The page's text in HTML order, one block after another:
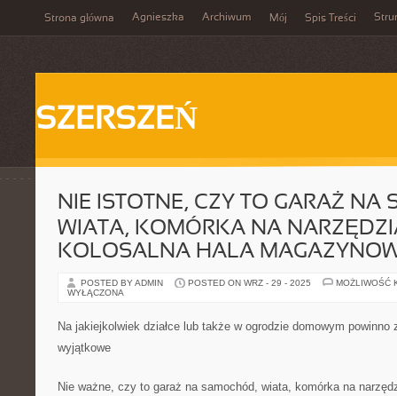
Strona główna Agnieszka Archiwum Mój Spis Treści
SZERSZEŃ
NIE ISTOTNE, CZY TO GARAŻ NA
WIATA, KOMÓRKA NA
KOLOSALNA HALA
POSTED BY ADMIN POSTED ON WRZ - 29 - 2025
MOŻLIWOŚĆ
WYŁĄCZONA
Na jakiejkolwiek działce lub także w ogrodzie domowym powinno
wyjątkowe
Nie ważne, czy to garaż na samochód, wiata, komórka na